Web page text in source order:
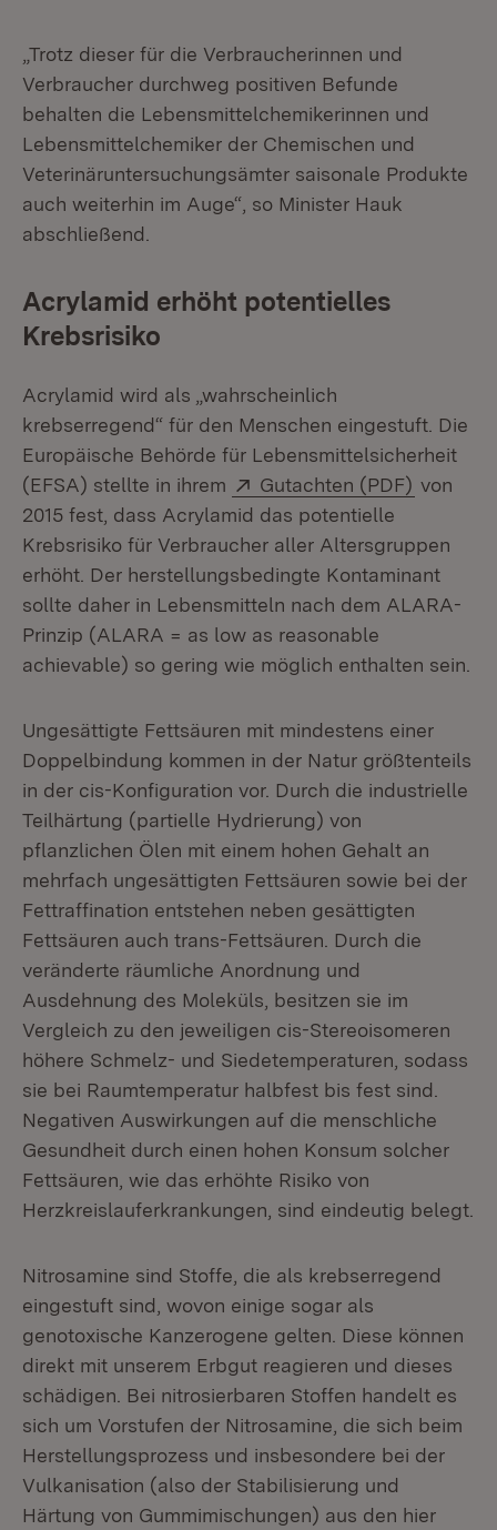
„Trotz dieser für die Verbraucherinnen und
Verbraucher durchweg positiven Befunde
behalten die Lebensmittelchemikerinnen und
Lebensmittelchemiker der Chemischen und
Veterinäruntersuchungsämter saisonale Produkte
auch weiterhin im Auge“, so Minister Hauk
abschließend.
Acrylamid erhöht potentielles
Krebsrisiko
Acrylamid wird als „wahrscheinlich
krebserregend“ für den Menschen eingestuft. Die
Europäische Behörde für Lebensmittelsicherheit
(EFSA) stellte in ihrem
Extern:
Gutachten (PDF) (Öffnet
von
2015 fest, dass Acrylamid das potentielle
Krebsrisiko für Verbraucher aller Altersgruppen
erhöht. Der herstellungsbedingte Kontaminant
sollte daher in Lebensmitteln nach dem ALARA-
Prinzip (ALARA = as low as reasonable
achievable) so gering wie möglich enthalten sein.
Ungesättigte Fettsäuren mit mindestens einer
Doppelbindung kommen in der Natur größtenteils
in der cis-Konfiguration vor. Durch die industrielle
Teilhärtung (partielle Hydrierung) von
pflanzlichen Ölen mit einem hohen Gehalt an
mehrfach ungesättigten Fettsäuren sowie bei der
Fettraffination entstehen neben gesättigten
Fettsäuren auch trans-Fettsäuren. Durch die
veränderte räumliche Anordnung und
Ausdehnung des Moleküls, besitzen sie im
Vergleich zu den jeweiligen cis-Stereoisomeren
höhere Schmelz- und Siedetemperaturen, sodass
sie bei Raumtemperatur halbfest bis fest sind.
Negativen Auswirkungen auf die menschliche
Gesundheit durch einen hohen Konsum solcher
Fettsäuren, wie das erhöhte Risiko von
Herzkreislauferkrankungen, sind eindeutig belegt.
Nitrosamine sind Stoffe, die als krebserregend
eingestuft sind, wovon einige sogar als
genotoxische Kanzerogene gelten. Diese können
direkt mit unserem Erbgut reagieren und dieses
schädigen. Bei nitrosierbaren Stoffen handelt es
sich um Vorstufen der Nitrosamine, die sich beim
Herstellungsprozess und insbesondere bei der
Vulkanisation (also der Stabilisierung und
Härtung von Gummimischungen) aus den hier